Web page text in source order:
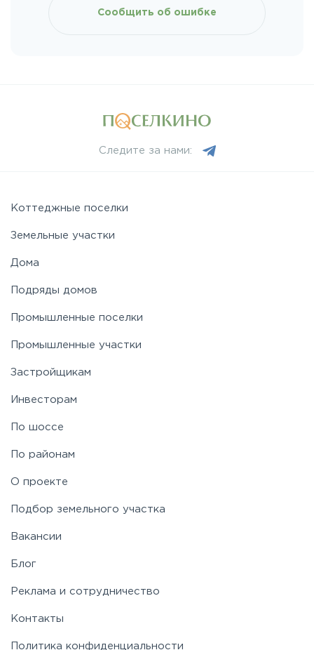
Новорязанское
Пятницкое
Рублево-Успенское
Ярославское
Сообщить об ошибке
Следите за нами:
Коттеджные поселки
Земельные участки
Дома
Подряды домов
Промышленные поселки
Промышленные участки
Застройщикам
Инвесторам
По шоссе
По районам
О проекте
Подбор земельного участка
Вакансии
Блог
Реклама и сотрудничество
Контакты
Политика конфиденциальности